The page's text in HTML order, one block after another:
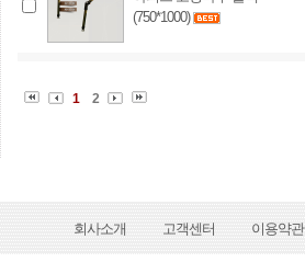
(750*1000)
1 2
회사소개 고객센터 이용약관